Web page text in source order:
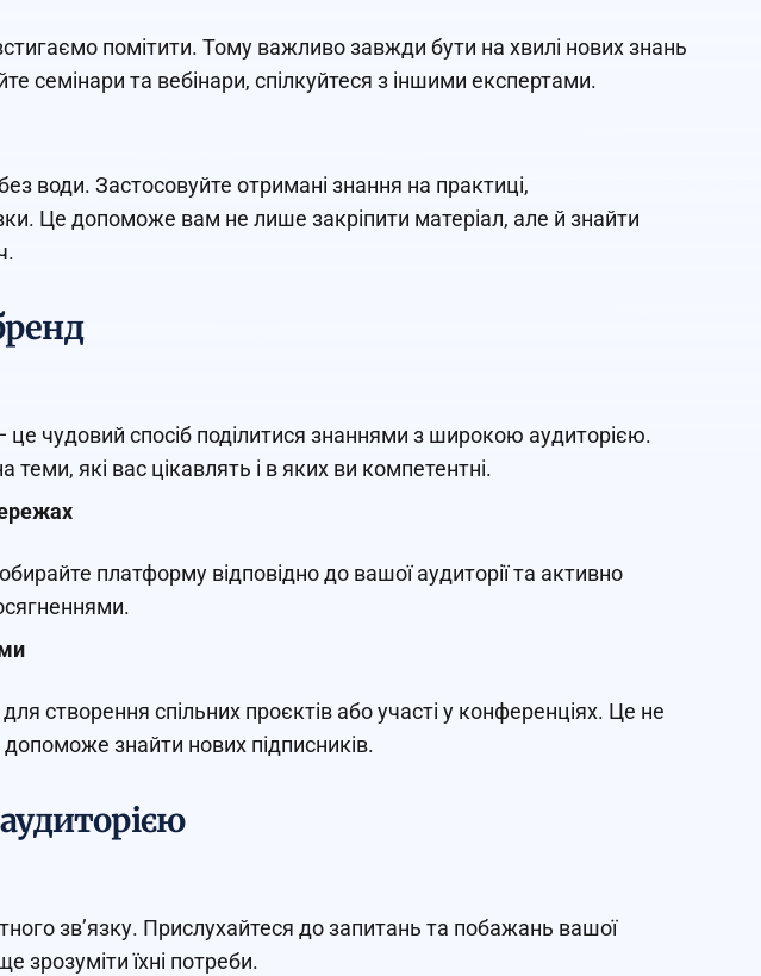
помітити. Тому важливо завжди бути на хвилі нових знань
семінари та вебінари, спілкуйтеся з іншими експертами.
води. Застосовуйте отримані знання на практиці,
Це допоможе вам не лише закріпити матеріал, але й знайти
чудовий спосіб поділитися знаннями з широкою аудиторією.
теми, які вас цікавлять і в яких ви компетентні.
платформу відповідно до вашої аудиторії та активно
створення спільних проєктів або участі у конференціях. Це не
знайти нових підписників.
зв’язку. Прислухайтеся до запитань та побажань вашої
зрозуміти їхні потреби.